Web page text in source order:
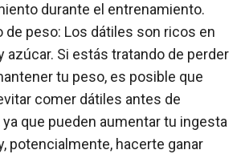
durante el entrenamiento.
de peso: Los dátiles son ricos en
azúcar. Si estás tratando de perder
tu peso, es posible que
comer dátiles antes de
ya que pueden aumentar tu ingesta
potencialmente, hacerte ganar